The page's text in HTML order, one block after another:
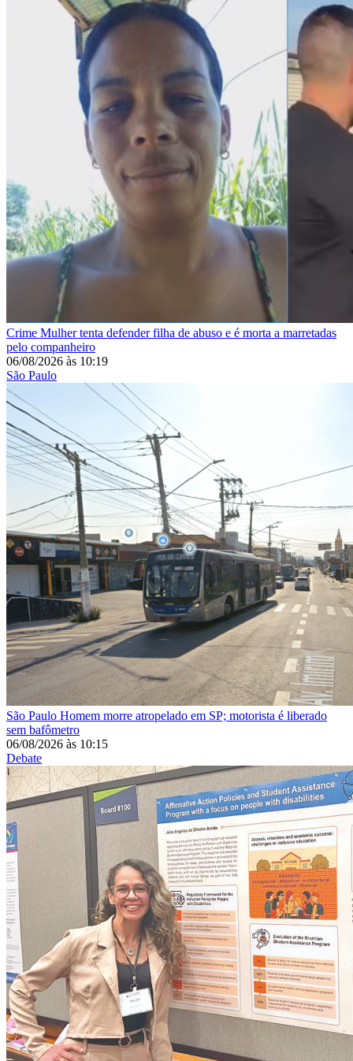
Crime Mulher tenta defender filha de abuso e é morta a marretadas
pelo companheiro
06/08/2026 às 10:19
São Paulo
São Paulo Homem morre atropelado em SP; motorista é liberado
sem bafômetro
06/08/2026 às 10:15
Debate